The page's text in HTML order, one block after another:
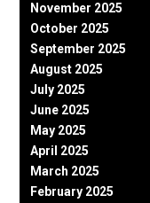
November 2025
October 2025
September 2025
August 2025
July 2025
June 2025
May 2025
April 2025
March 2025
February 2025